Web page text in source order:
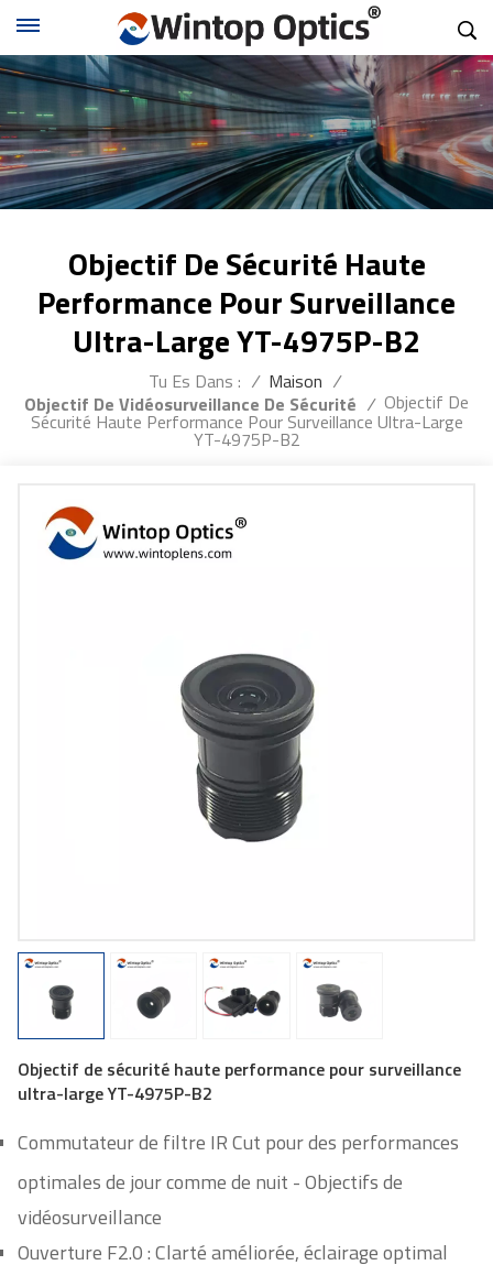
Objectif De Sécurité Haute
Performance Pour Surveillance
Ultra-Large YT-4975P-B2
Tu Es Dans : / Maison /
Objectif De Vidéosurveillance De Sécurité / Objectif De
Sécurité Haute Performance Pour Surveillance Ultra-Large
YT-4975P-B2
Objectif de sécurité haute performance pour surveillance
ultra-large YT-4975P-B2
Commutateur de filtre IR Cut pour des performances
optimales de jour comme de nuit - Objectifs de
vidéosurveillance
Ouverture F2.0 : Clarté améliorée, éclairage optimal